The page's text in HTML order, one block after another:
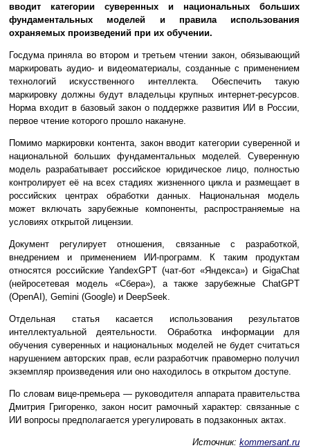
вводит категории суверенных и национальных больших
фундаментальных моделей и правила использования
охраняемых произведений при их обучении.
Госдума приняла во втором и третьем чтении закон, обязывающий
маркировать аудио- и видеоматериалы, созданные с применением
технологий искусственного интеллекта. Обеспечить такую
маркировку должны будут владельцы крупных интернет-ресурсов.
Норма входит в базовый закон о поддержке развития ИИ в России,
первое чтение которого прошло накануне.
Помимо маркировки контента, закон вводит категории суверенной и
национальной больших фундаментальных моделей. Суверенную
модель разрабатывает российское юридическое лицо, полностью
контролирует её на всех стадиях жизненного цикла и размещает в
российских центрах обработки данных. Национальная модель
может включать зарубежные компоненты, распространяемые на
условиях открытой лицензии.
Документ регулирует отношения, связанные с разработкой,
внедрением и применением ИИ-программ. К таким продуктам
относятся российские YandexGPT (чат-бот «Яндекса») и GigaChat
(нейросетевая модель «Сбера»), а также зарубежные ChatGPT
(OpenAI), Gemini (Google) и DeepSeek.
Отдельная статья касается использования результатов
интеллектуальной деятельности. Обработка информации для
обучения суверенных и национальных моделей не будет считаться
нарушением авторских прав, если разработчик правомерно получил
экземпляр произведения или оно находилось в открытом доступе.
По словам вице-премьера — руководителя аппарата правительства
Дмитрия Григоренко, закон носит рамочный характер: связанные с
ИИ вопросы предполагается урегулировать в подзаконных актах.
Источник: kommersant.ru